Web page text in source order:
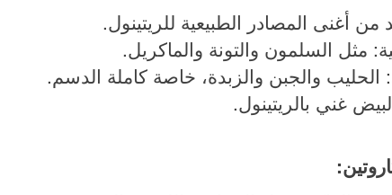
من أغنى المصادر الطبيعية للريتينول.
مثل السلمون والتونة والماكريل.
الحليب والجبن والزبدة، خاصة كاملة الدسم.
غني بالريتينول.